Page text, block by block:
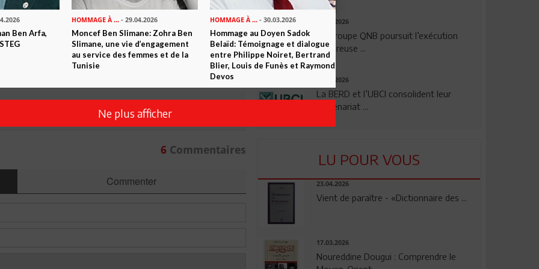
PARTAGEZ-LE AVEC VOS AMIS !
ABONNEZ-VOUS
CET ARTICLE
6 Commentaires
Commenter
29.07.2026
Le Groupe QNB poursuit l’exécution
rigoureuse ...
24.07.2026
La BERD et l’UBCI consolident leur
partenariat ...
LU POUR VOUS
23.04.2026
Vient de paraître - «Dictionnaire des ...
17.03.2026
Noureddine Dougui : Comprendre le
Ben Arfa,
HOMMAGE À ... - 29.04.2026
Moncef Ben Slimane: Zohra Ben
Slimane, une vie d’engagement
au service des femmes et de la
Tunisie
HOMMAGE À ...- 30.03.2026
Hommage au Doyen Sadok
Belaïd: Témoignage et dialogue
entre Philippe Noiret, Bertrand
Blier, Louis de Funès et Raymond
Devos
Ne plus afficher